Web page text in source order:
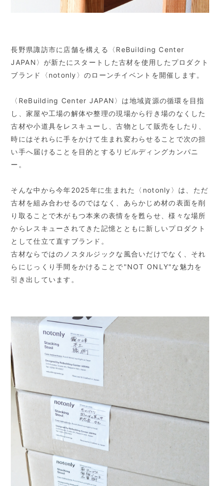
長野県諏訪市に店舗を構える〈ReBuilding Center
JAPAN〉が新たにスタートした古材を使用したプロダクト
ブランド〈notonly〉のローンチイベントを開催します。
〈ReBuilding Center JAPAN〉は地域資源の循環を目指
し、家屋や工場の解体や整理の現場から行き場のなくした
古材や小道具をレスキューし、古物として販売をしたり、
時にはそれらに手をかけて生まれ変わらせることで次の担
い手へ届けることを目的とするリビルディングカンパニ
ー。
そんな中から今年2025年に生まれた〈notonly〉は、ただ
古材を組み合わせるのではなく、あらかじめ材の表面を削
り取ることで木がもつ本来の表情をを甦らせ、様々な場所
からレスキューされてきた記憶とともに新しいプロダクト
として仕立て直すブランド。
古材ならではのノスタルジックな風合いだけでなく、それ
らにじっくり手間をかけることで"NOT ONLY"な魅力を
引き出しています。